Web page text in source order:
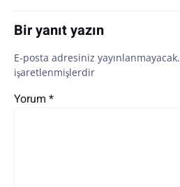
Bir yanıt yazın
E-posta adresiniz yayınlanmayacak.
işaretlenmişlerdir
Yorum *